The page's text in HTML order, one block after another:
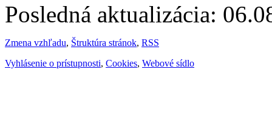
Posledná aktualizácia:
Zmena vzhľadu, Štruktúra stránok, RSS
Vyhlásenie o prístupnosti, Cookies, Webové sídlo